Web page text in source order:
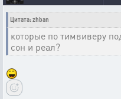
Цитата: zhban
которые по тимвиверу
сон и реал?